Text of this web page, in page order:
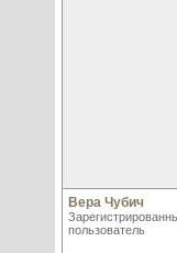
Вера Чубич
пользователь